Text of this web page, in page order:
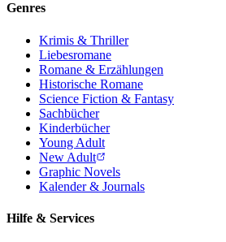
Genres
Krimis & Thriller
Liebesromane
Romane & Erzählungen
Historische Romane
Science Fiction & Fantasy
Sachbücher
Kinderbücher
Young Adult
New Adult
Graphic Novels
Kalender & Journals
Hilfe & Services